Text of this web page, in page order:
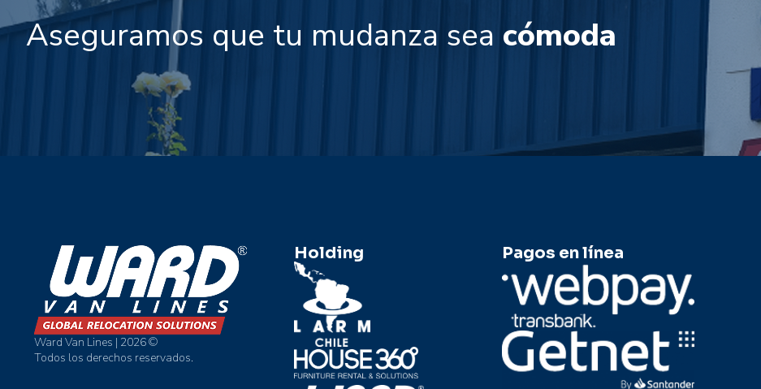
Aseguramos que tu mudanza sea cómoda
Ward Van Lines | 2026 ©
Todos los derechos reservados.
Holding Pagos en línea